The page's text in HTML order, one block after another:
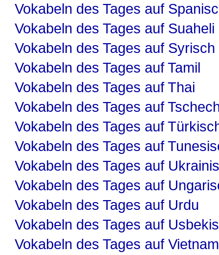
Vokabeln des Tages auf
Vokabeln des Tages auf Suaheli
Vokabeln des Tages auf Syrisch
Vokabeln des Tages auf Tamil
Vokabeln des Tages auf Thai
Vokabeln des Tages auf
Vokabeln des Tages auf
Vokabeln des Tages auf
Vokabeln des Tages auf
Vokabeln des Tages auf
Vokabeln des Tages auf Urdu
Vokabeln des Tages auf
Vokabeln des Tages auf